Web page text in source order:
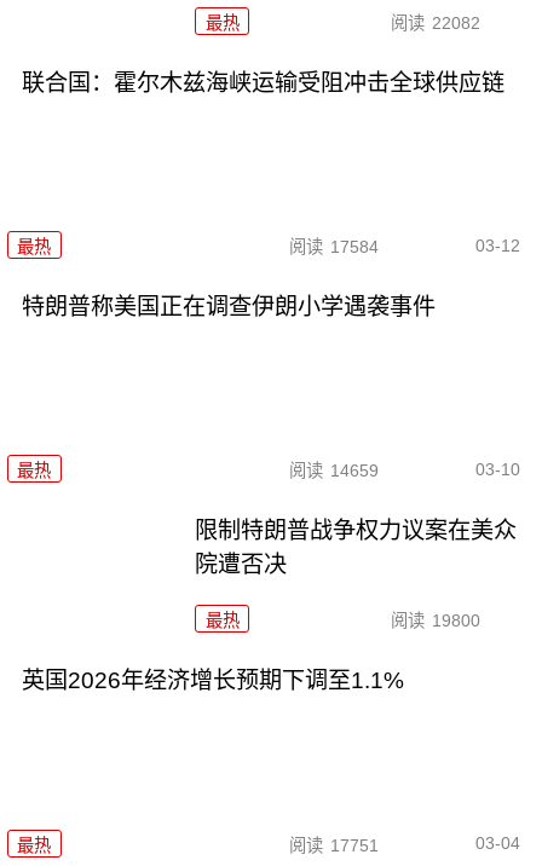
最热 阅读 22082
联合国：霍尔木兹海峡运输受阻冲击全球供应链
最热 阅读 17584 03-12
特朗普称美国正在调查伊朗小学遇袭事件
最热 阅读 14659 03-10
限制特朗普战争权力议案在美众
院遭否决
最热 阅读 19800
英国2026年经济增长预期下调至1.1%
最热 阅读 17751 03-04